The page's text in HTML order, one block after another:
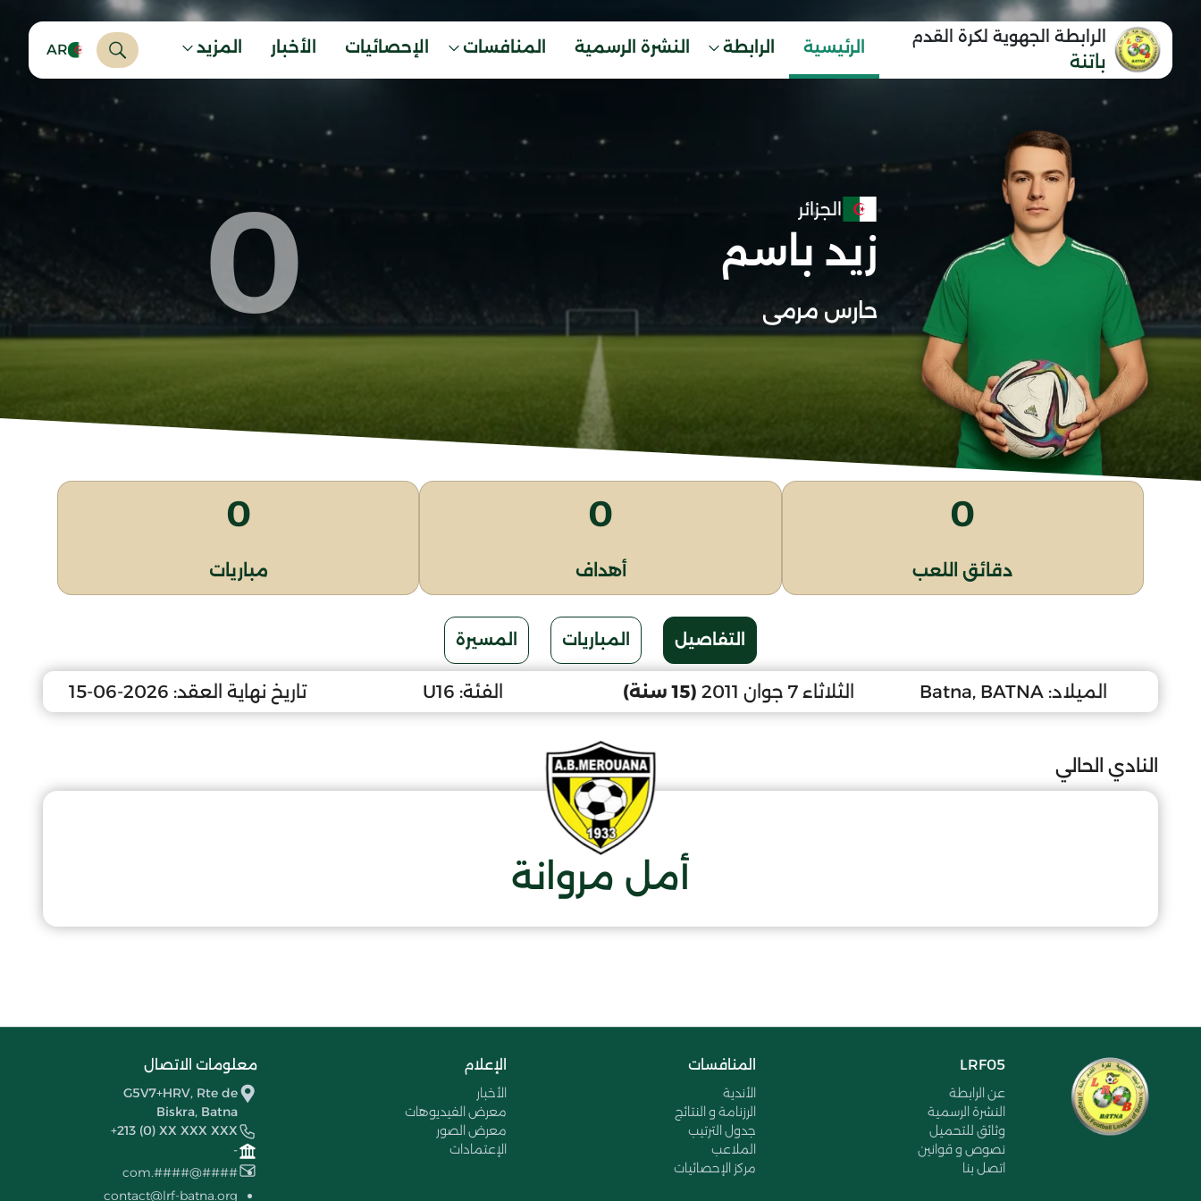
الرابطة الجهوية لكرة القدم
باتنة
الرئيسية الرابطة النشرة الرسمية المنافسات الإحصائيات الأخبار المزيد AR
الجزائر
زيد باسم
حارس مرمى 0
0
دقائق اللعب
0
أهداف
0
مباريات
التفاصيل المباريات المسيرة
الميلاد: Batna, BATNA الثلاثاء 7 جوان 2011 (15 سنة) الفئة: U16 تاريخ نهاية العقد: 2026-06-15
النادي الحالي
أمل مروانة
LRF05
عن الرابطة
النشرة الرسمية
وثائق للتحميل
نصوص و قوانين
اتصل بنا
المنافسات
الأندية
الرزنامة و النتائج
جدول الترتيب
الملاعب
مركز الإحصائيات
الإعلام
الأخبار
معرض الفيديوهات
معرض الصور
الإعتمادات
معلومات الاتصال
G5V7+HRV, Rte de
Biskra, Batna
+213 (0) XX XXX XXX
-
####@####.com
contact@lrf-batna.org